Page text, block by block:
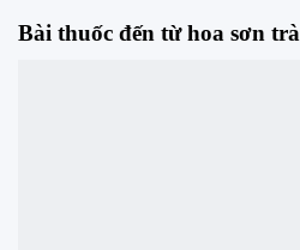
Bài thuốc đến từ hoa sơn trà